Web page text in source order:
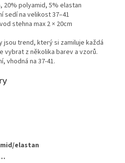
20% polyamid, 5% elastan
sedí na velikost 37–41
stehna max 2 × 20cm
jsou trend, který si zamiluje každá
vybrat z několika barev a vzorů.
vhodná na 37-41.
elastan